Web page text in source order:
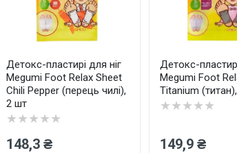
Детокс-пластирі для ніг
Megumi Foot Relax Sheet
Chili Pepper (перець чилі),
2 шт
★★★★★
148,3 ₴
Детокс-
Megumi Foot
Titanium
★★★★★
149,9 ₴